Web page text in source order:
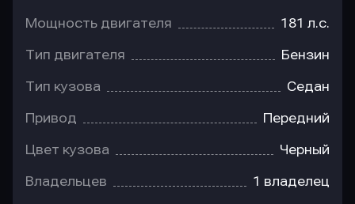
Мощность двигателя 181 л.с.
Тип двигателя Бензин
Тип кузова Седан
Привод Передний
Цвет кузова Черный
Владельцев 1 владелец